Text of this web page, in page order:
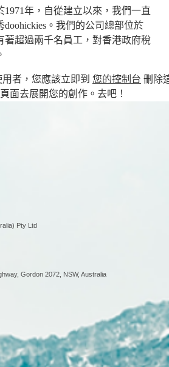
1971年，自從建立以來，我們一直
doohickies。我們的公司總部位於
著超過兩千名員工，對香港政府稅
用者，您應該立即到 您的控制台 刪除
面去展開您的創作。去吧！
Pty Ltd
Gordon 2072, NSW, Australia